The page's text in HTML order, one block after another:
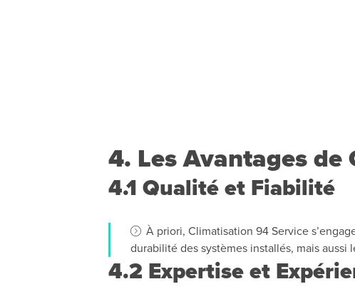
4. Les Avantages
4.1 Qualité et Fiabilité
À priori, Climatisation 94 Service
durabilité des systèmes installés, mais
4.2 Expertise et